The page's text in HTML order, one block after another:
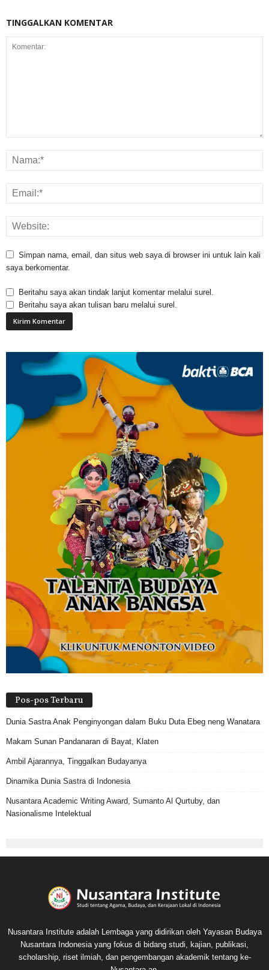
TINGGALKAN KOMENTAR
Simpan nama, email, dan situs web saya di browser ini untuk lain kali
saya berkomentar.
Beritahu saya akan tindak lanjut komentar melalui surel.
Beritahu saya akan tulisan baru melalui surel.
Pos-pos Terbaru
Dunia Sastra Anak Penginyongan dalam Buku Duta Ebeg neng Wanatara
Makam Sunan Pandanaran di Bayat, Klaten
Ambil Ajarannya, Tinggalkan Budayanya
Dinamika Dunia Sastra di Indonesia
Nusantara Academic Writing Award, Sumanto Al Qurtuby, dan
Nasionalisme Intelektual
Nusantara Institute adalah Lembaga yang didirikan oleh Yayasan Budaya
Nusantara Indonesia yang fokus di bidang studi, kajian, publikasi,
scholarship, riset ilmiah, dan pengembangan akademik tentang ke-